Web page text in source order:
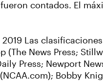
contados. El
Las
News Press;
Press; Newport
Bobby